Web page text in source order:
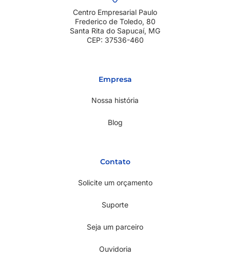
Centro Empresarial Paulo
Frederico de Toledo, 80
Santa Rita do Sapucaí, MG
CEP: 37536-460
Empresa
Nossa história
Blog
Contato
Solicite um orçamento
Suporte
Seja um parceiro
Ouvidoria